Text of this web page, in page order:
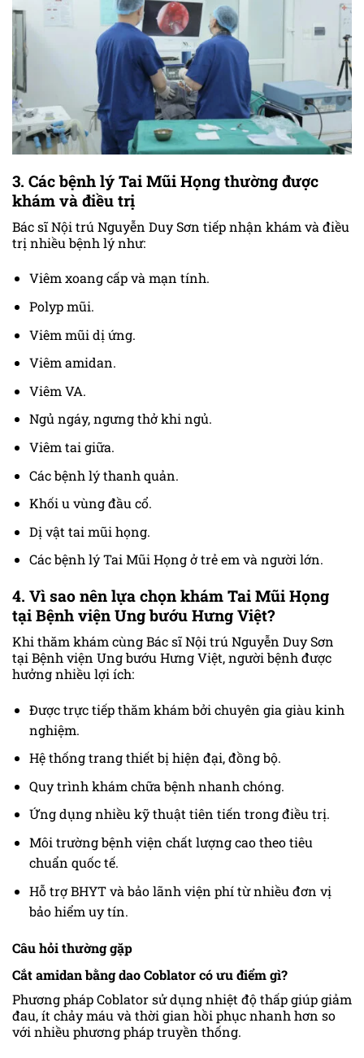
3. Các bệnh lý Tai Mũi Họng thường được
khám và điều trị
Bác sĩ Nội trú Nguyễn Duy Sơn tiếp nhận khám và điều
trị nhiều bệnh lý như:
Viêm xoang cấp và mạn tính.
Polyp mũi.
Viêm mũi dị ứng.
Viêm amidan.
Viêm VA.
Ngủ ngáy, ngưng thở khi ngủ.
Viêm tai giữa.
Các bệnh lý thanh quản.
Khối u vùng đầu cổ.
Dị vật tai mũi họng.
Các bệnh lý Tai Mũi Họng ở trẻ em và người lớn.
4. Vì sao nên lựa chọn khám Tai Mũi Họng
tại Bệnh viện Ung bướu Hưng Việt?
Khi thăm khám cùng Bác sĩ Nội trú Nguyễn Duy Sơn
tại Bệnh viện Ung bướu Hưng Việt, người bệnh được
hưởng nhiều lợi ích:
Được trực tiếp thăm khám bởi chuyên gia giàu kinh
nghiệm.
Hệ thống trang thiết bị hiện đại, đồng bộ.
Quy trình khám chữa bệnh nhanh chóng.
Ứng dụng nhiều kỹ thuật tiên tiến trong điều trị.
Môi trường bệnh viện chất lượng cao theo tiêu
chuẩn quốc tế.
Hỗ trợ BHYT và bảo lãnh viện phí từ nhiều đơn vị
bảo hiểm uy tín.
Câu hỏi thường gặp
Cắt amidan bằng dao Coblator có ưu điểm gì?
Phương pháp Coblator sử dụng nhiệt độ thấp giúp giảm
đau, ít chảy máu và thời gian hồi phục nhanh hơn so
với nhiều phương pháp truyền thống.